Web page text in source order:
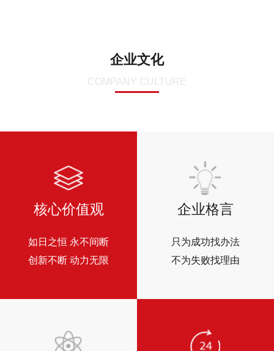
企业文化
COMPANY CULTURE
核心价值观
如日之恒 永不间断
创新不断 动力无限
企业格言
只为成功找办法
不为失败找理由